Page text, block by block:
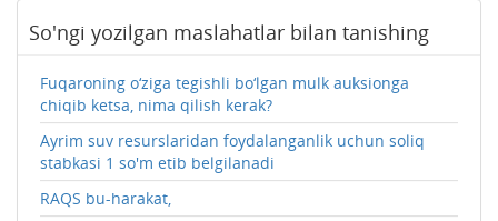
So'ngi yozilgan maslahatlar bilan tanishing
Fuqaroning o‘ziga tegishli bo‘lgan mulk auksionga
chiqib ketsa, nima qilish kerak?
Ayrim suv resurslaridan foydalanganlik uchun soliq
stabkasi 1 so'm etib belgilanadi
RAQS bu-harakat,